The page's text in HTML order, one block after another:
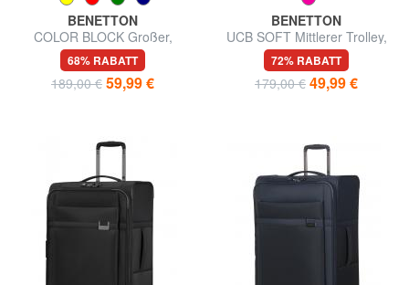
BENETTON
COLOR BLOCK Großer,
erweiterbarer Trolley
68% RABATT
189,00 € 59,99 €
BENETTON
UCB SOFT Mittlerer Trolley,
ausziehbar
72% RABATT
179,00 € 49,99 €